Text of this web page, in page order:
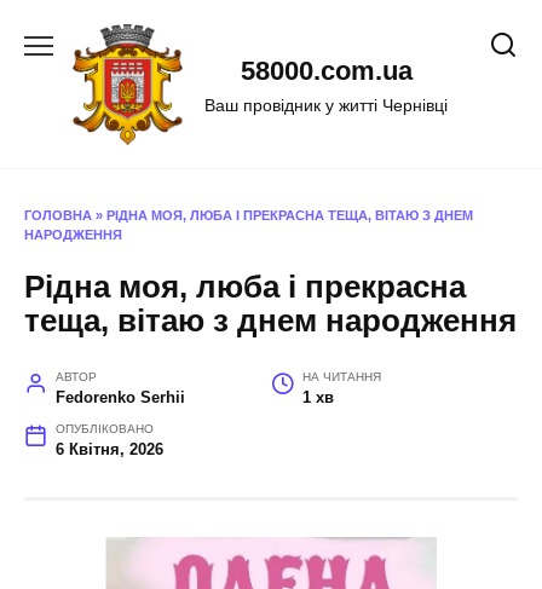
58000.com.ua
Ваш провідник у житті Чернівці
ГОЛОВНА » РІДНА МОЯ, ЛЮБА І ПРЕКРАСНА ТЕЩА, ВІТАЮ З ДНЕМ
НАРОДЖЕННЯ
Рідна моя, люба і прекрасна
теща, вітаю з днем народження
АВТОР
Fedorenko Serhii
НА ЧИТАННЯ
1 хв
ОПУБЛІКОВАНО
6 Квітня, 2026